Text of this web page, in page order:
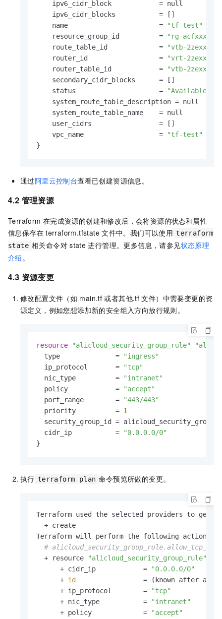
    ipv6_cidr_block            = null
    ipv6_cidr_blocks           = []
    name                       =
"tf-test"
    resource_group_id          =
"rg-acfxxx"
    route_table_id             =
"vtb-2zexxx"
    router_id                  =
"vrt-2zexxx"
    router_table_id            =
"vtb-2zexxx"
    secondary_cidr_blocks      = []
    status                     =
"Available"
    system_route_table_description = null
    system_route_table_name    = null
    user_cidrs                 = []
    vpc_name                   =
"tf-test"
}
通过阿里云控制台查看已创建资源信息。
4.2 管理资源
Terraform 在完成资源的创建和修改后，会将资源的状态和属性
信息保存在 terraform.tfstate 文件中。我们可以使用 terraform
state 相关命令对 state 进行管理。更多信息，请参见状态原理
介绍。
4.3 资源变更
修改配置文件（如 main.tf 或者其他.tf 文件）中需要变更的资
源定义，例如您想添加新的安全组入方向放行规则。
resource "alicloud_security_group_rule"
  type              =
"ingress"
  ip_protocol       =
"tcp"
  nic_type          =
"intranet"
  policy            =
"accept"
  port_range        =
"443/443"
  priority          =
1
security_group_id =
  cidr_ip           =
"0.0.0.0/0"
}
执行 terraform plan 命令预览所做的变更。
Terraform used the selected providers to
  + create
Terraform will perform the following actions:
# alicloud_security_group_rule.allow_tcp_22
  + resource
"alicloud_security_group_rule"
      + cidr_ip            =
"0.0.0.0/0"
      +
id
= (known after
      + ip_protocol        =
"tcp"
      + nic_type           =
"intranet"
      + policy             =
"accept"